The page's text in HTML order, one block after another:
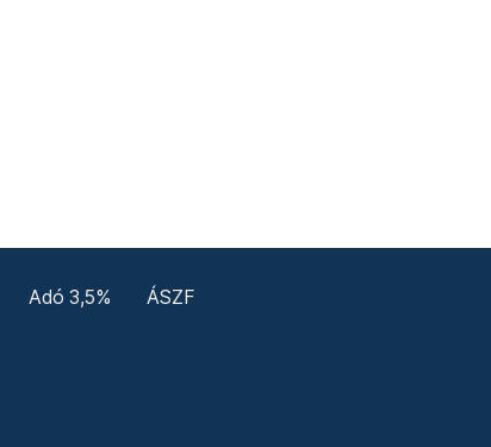
Adó 3,5% ÁSZF